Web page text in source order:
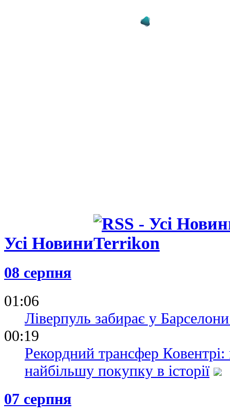
Усі Новини
08 серпня
01:06
Ліверпуль забирає у
00:19
Рекордний трансфер
найбільшу покупку в історії
07 серпня